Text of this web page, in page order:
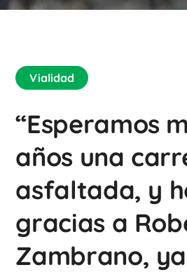
Vialidad
“Esperamos
años una
asfaltada, y
gracias a
Zambrano,